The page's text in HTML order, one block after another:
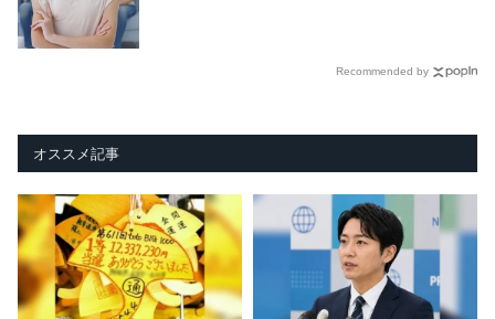
Recommended by
オススメ記事